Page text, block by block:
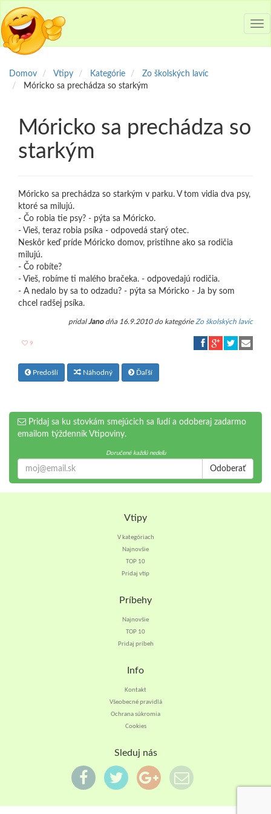
Domov Vtipy Kategórie
Zo školských lavíc
Móricko sa prechádza so starkým
Móricko sa prechádza so
starkým
Móricko sa prechádza so starkým v parku. V tom vidia dva psy,
ktoré sa milujú.
- Čo robia tie psy? - pýta sa Móricko.
- Vieš, teraz robia psíka - odpovedá starý otec.
Neskôr keď príde Móricko domov, pristihne ako sa rodičia
milujú.
- Čo robíte?
- Vieš, robíme ti malého bračeka. - odpovedajú rodičia.
- A nedalo by sa to odzadu? - pýta sa Móricko - Ja by som
chcel radšej psíka.
pridalJanodňa 16.9.2010 do kategórie Zo školských lavíc
9
Predošlí Náhodný Ďaľší
Pridaj sa ku stovkám smejúcich sa ľudí a odoberaj zadarmo
emailom týždenník Vtipoviny.
Doručené každú nedeľu
Odoberať
Vtipy
V kategóriach
Najnovšie
TOP 10
Pridaj vtip
Príbehy
Najnovšie
TOP 10
Pridaj príbeh
Info
Kontakt
Všeobecné pravidlá
Ochrana súkromia
Cookies
Sleduj nás